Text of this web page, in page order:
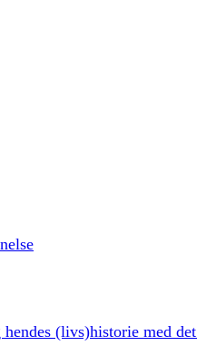
(livs)historie med